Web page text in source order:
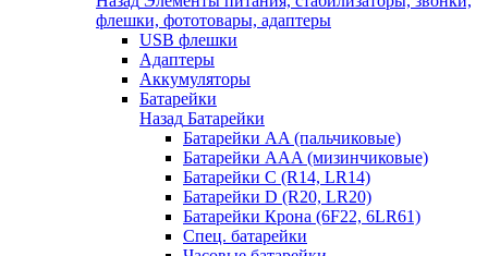
флешки, фототовары, адаптеры
USB флешки
Адаптеры
Аккумуляторы
Батарейки
Назад Батарейки
Батарейки AA (пальчиковые)
Батарейки AAA (мизинчиковые)
Батарейки C (R14, LR14)
Батарейки D (R20, LR20)
Батарейки Крона (6F22, 6LR61)
Спец. батарейки